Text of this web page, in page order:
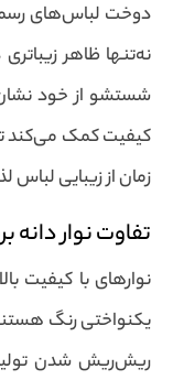
دوخت لباس‌های
نه‌تنها ظاهر
شستشو از خود
کیفیت کمک می‌کند
زمان از زیبایی لباس
تفاوت نوار دانه
نوارهای با کیفیت
یکنواختی رنگ
ریش‌ریش شدن